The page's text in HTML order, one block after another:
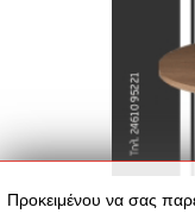
Προκειμένου να σας